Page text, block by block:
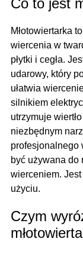
Co to jest
Młotowiertarka
wiercenia w
płytki i cegła.
udarowy, który
ułatwia
silnikiem
utrzymuje
niezbędnym
profesjonalnego
być używana do
wierceniem.
użyciu.
Czym